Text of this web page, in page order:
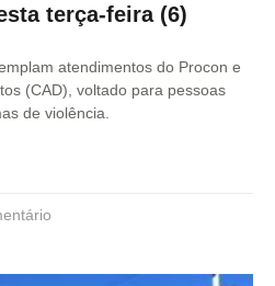
terça-feira (6)
atendimentos do Procon e
(CAD), voltado para pessoas
de violência.